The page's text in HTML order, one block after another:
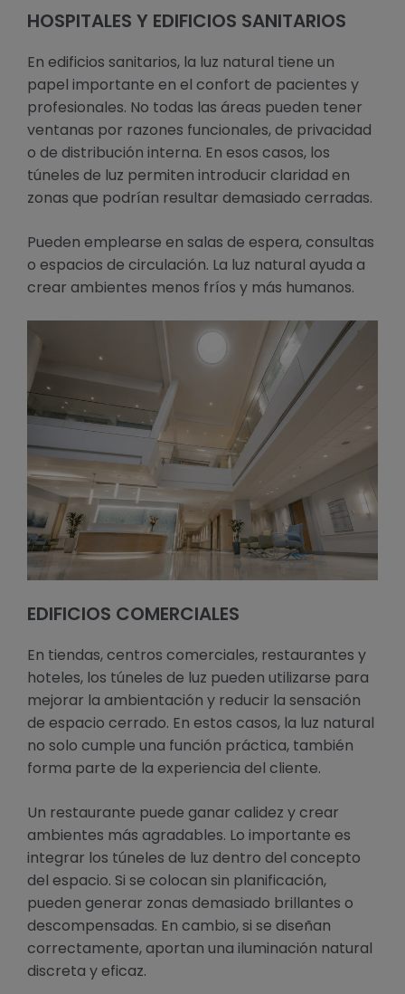
HOSPITALES Y EDIFICIOS SANITARIOS
En edificios sanitarios, la luz natural tiene un
papel importante en el confort de pacientes y
profesionales. No todas las áreas pueden tener
ventanas por razones funcionales, de privacidad
o de distribución interna. En esos casos, los
túneles de luz permiten introducir claridad en
zonas que podrían resultar demasiado cerradas.
Pueden emplearse en salas de espera, consultas
o espacios de circulación. La luz natural ayuda a
crear ambientes menos fríos y más humanos.
EDIFICIOS COMERCIALES
En tiendas, centros comerciales, restaurantes y
hoteles, los túneles de luz pueden utilizarse para
mejorar la ambientación y reducir la sensación
de espacio cerrado. En estos casos, la luz natural
no solo cumple una función práctica, también
forma parte de la experiencia del cliente.
Un restaurante puede ganar calidez y crear
ambientes más agradables. Lo importante es
integrar los túneles de luz dentro del concepto
del espacio. Si se colocan sin planificación,
pueden generar zonas demasiado brillantes o
descompensadas. En cambio, si se diseñan
correctamente, aportan una iluminación natural
discreta y eficaz.